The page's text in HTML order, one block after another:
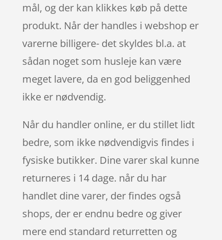
mål, og der kan klikkes køb på dette
produkt. Når der handles i webshop er
varerne billigere- det skyldes bl.a. at
sådan noget som husleje kan være
meget lavere, da en god beliggenhed
ikke er nødvendig.
Når du handler online, er du stillet lidt
bedre, som ikke nødvendigvis findes i
fysiske butikker. Dine varer skal kunne
returneres i 14 dage. når du har
handlet dine varer, der findes også
shops, der er endnu bedre og giver
mere end standard returretten og